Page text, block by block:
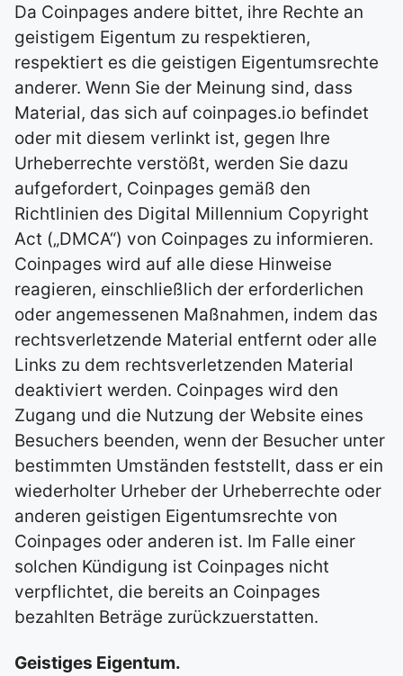
Da Coinpages andere bittet, ihre Rechte an
geistigem Eigentum zu respektieren,
respektiert es die geistigen Eigentumsrechte
anderer. Wenn Sie der Meinung sind, dass
Material, das sich auf coinpages.io befindet
oder mit diesem verlinkt ist, gegen Ihre
Urheberrechte verstößt, werden Sie dazu
aufgefordert, Coinpages gemäß den
Richtlinien des Digital Millennium Copyright
Act („DMCA“) von Coinpages zu informieren.
Coinpages wird auf alle diese Hinweise
reagieren, einschließlich der erforderlichen
oder angemessenen Maßnahmen, indem das
rechtsverletzende Material entfernt oder alle
Links zu dem rechtsverletzenden Material
deaktiviert werden. Coinpages wird den
Zugang und die Nutzung der Website eines
Besuchers beenden, wenn der Besucher unter
bestimmten Umständen feststellt, dass er ein
wiederholter Urheber der Urheberrechte oder
anderen geistigen Eigentumsrechte von
Coinpages oder anderen ist. Im Falle einer
solchen Kündigung ist Coinpages nicht
verpflichtet, die bereits an Coinpages
bezahlten Beträge zurückzuerstatten.
Geistiges Eigentum.